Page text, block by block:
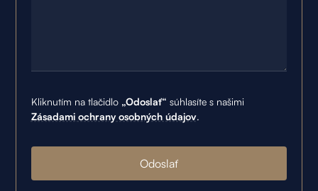
Kliknutím na tlačidlo „Odoslať“ súhlasíte s našimi
Zásadami ochrany osobných údajov.